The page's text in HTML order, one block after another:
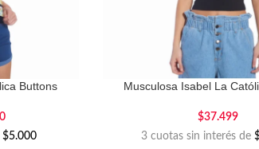
Buttons
$5.000
Musculosa Isabel La
$37.499
3 cuotas sin interés de